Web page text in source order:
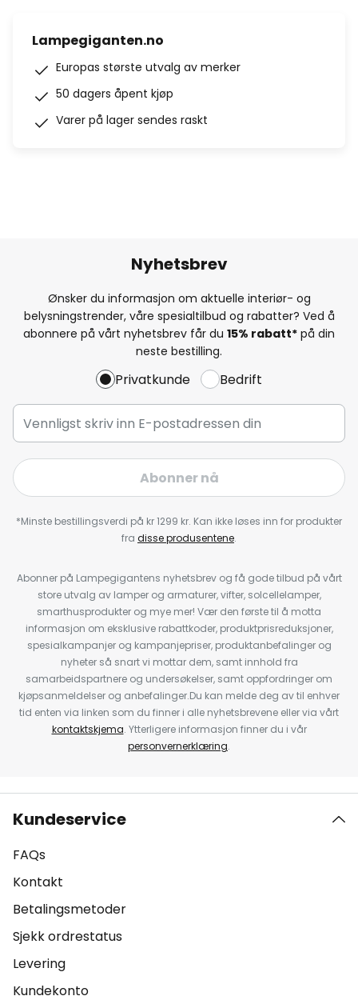
Lampegiganten.no
Europas største utvalg av merker
50 dagers åpent kjøp
Varer på lager sendes raskt
Nyhetsbrev
Ønsker du informasjon om aktuelle interiør- og
belysningstrender, våre spesialtilbud og rabatter? Ved å
abonnere på vårt nyhetsbrev får du 15% rabatt* på din
neste bestilling.
Privatkunde Bedrift
Abonner nå
*Minste bestillingsverdi på kr 1299 kr. Kan ikke løses inn for produkter
fra disse produsentene.
Abonner på Lampegigantens nyhetsbrev og få gode tilbud på vårt
store utvalg av lamper og armaturer, vifter, solcellelamper,
smarthusprodukter og mye mer! Vær den første til å motta
informasjon om eksklusive rabattkoder, produktprisreduksjoner,
spesialkampanjer og kampanjepriser, produktanbefalinger og
nyheter så snart vi mottar dem, samt innhold fra
samarbeidspartnere og undersøkelser, samt oppfordringer om
kjøpsanmeldelser og anbefalinger.Du kan melde deg av til enhver
tid enten via linken som du finner i alle nyhetsbrevene eller via vårt
kontaktskjema. Ytterligere informasjon finner du i vår
personvernerklæring.
Kundeservice
FAQs
Kontakt
Betalingsmetoder
Sjekk ordrestatus
Levering
Kundekonto